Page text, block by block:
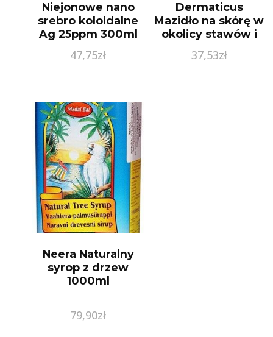
Niejonowe nano
srebro koloidalne
Ag 25ppm 300ml
47,75zł
Dermaticus
Mazidło na skórę w
okolicy stawów i
37,53zł
Neera Naturalny
syrop z drzew
1000ml
79,90zł